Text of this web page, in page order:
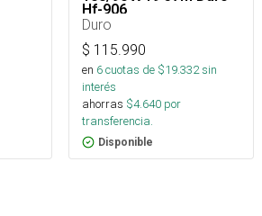
Hf-906
Duro
$ 115.990
en 6cuotas de $19.332sin
interés
ahorras $4.640 por
transferencia.
Disponible